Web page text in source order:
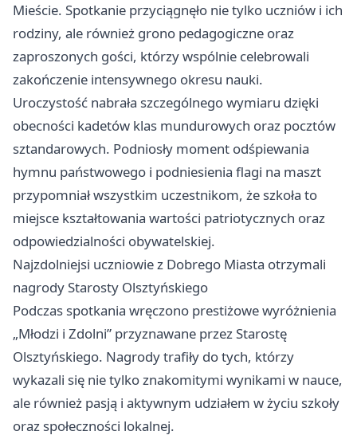
Mieście. Spotkanie przyciągnęło nie tylko uczniów i ich
rodziny, ale również grono pedagogiczne oraz
zaproszonych gości, którzy wspólnie celebrowali
zakończenie intensywnego okresu nauki.
Uroczystość nabrała szczególnego wymiaru dzięki
obecności kadetów klas mundurowych oraz pocztów
sztandarowych. Podniosły moment odśpiewania
hymnu państwowego i podniesienia flagi na maszt
przypomniał wszystkim uczestnikom, że szkoła to
miejsce kształtowania wartości patriotycznych oraz
odpowiedzialności obywatelskiej.
Najzdolniejsi uczniowie z Dobrego Miasta otrzymali
nagrody Starosty Olsztyńskiego
Podczas spotkania wręczono prestiżowe wyróżnienia
„Młodzi i Zdolni” przyznawane przez Starostę
Olsztyńskiego. Nagrody trafiły do tych, którzy
wykazali się nie tylko znakomitymi wynikami w nauce,
ale również pasją i aktywnym udziałem w życiu szkoły
oraz społeczności lokalnej.